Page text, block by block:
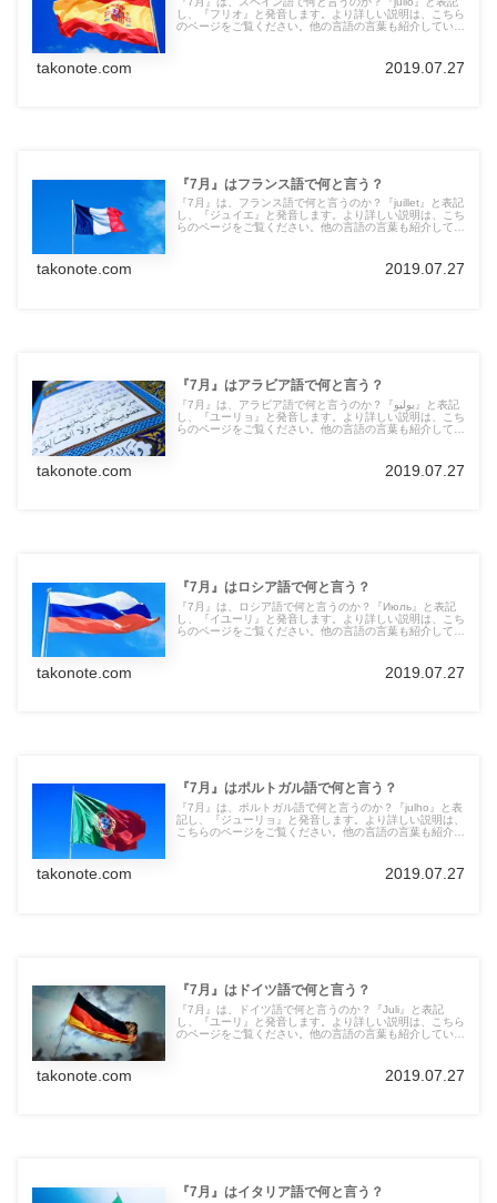
し、『フリオ』と発音します。より詳しい説明は、こちら
のページをご覧ください。他の言語の言葉も紹介していま
takonote.com 2019.07.27
『7月』はフランス語で何と言う？
『7月』は、フランス語で何と言うのか？『juillet』と表記
し、『ジュイエ』と発音します。より詳しい説明は、こち
らのページをご覧ください。他の言語の言葉も紹介してい
takonote.com 2019.07.27
『7月』はアラビア語で何と言う？
『7月』は、アラビア語で何と言うのか？『يوليو』と表記
し、『ユーリョ』と発音します。より詳しい説明は、こち
らのページをご覧ください。他の言語の言葉も紹介してい
takonote.com 2019.07.27
『7月』はロシア語で何と言う？
『7月』は、ロシア語で何と言うのか？『Июль』と表記
し、『イユーリ』と発音します。より詳しい説明は、こち
らのページをご覧ください。他の言語の言葉も紹介してい
takonote.com 2019.07.27
『7月』はポルトガル語で何と言う？
『7月』は、ポルトガル語で何と言うのか？『julho』と表
記し、『ジューリョ』と発音します。より詳しい説明は、
こちらのページをご覧ください。他の言語の言葉も紹介し
takonote.com 2019.07.27
『7月』はドイツ語で何と言う？
『7月』は、ドイツ語で何と言うのか？『Juli』と表記
し、『ユーリ』と発音します。より詳しい説明は、こちら
のページをご覧ください。他の言語の言葉も紹介していま
takonote.com 2019.07.27
『7月』はイタリア語で何と言う？